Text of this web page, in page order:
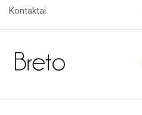
Kontaktai